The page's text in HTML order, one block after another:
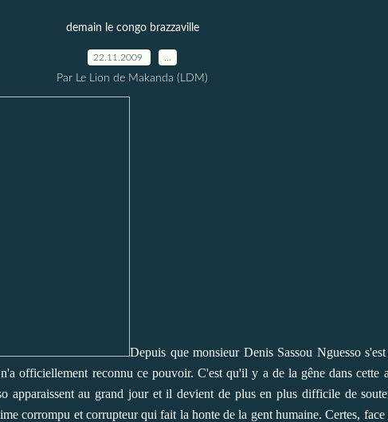
demain le congo brazzaville
22.11.2009
Par Le Lion de Makanda (LDM)
Depuis que monsieur Denis Sassou Nguesso
officiellement reconnu ce pouvoir. C'est qu'il y a de la gêne dans cette
apparaissent au grand jour et il devient de plus en plus difficile de
corrompu et corrupteur qui fait la honte de la gent humaine. Certes, face